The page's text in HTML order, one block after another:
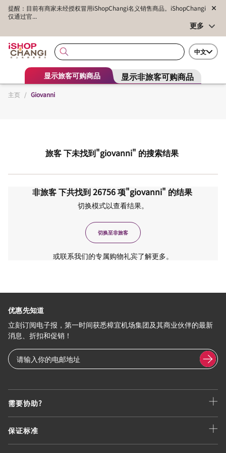
提醒：目前有商家未经授权冒用iShopChangi名义销售商品。iShopChangi
仅通过官...
更多
中文
显示旅客可购商品 显示非旅客可购商品
主页 / Giovanni
旅客下未找到"giovanni" 的搜索结果
非旅客下共找到26756项"giovanni" 的结果
切换模式以查看结果。
切换至非旅客
或联系我们的专属购物礼宾了解更多。
需要协助?
保证标准
优惠先知道
立刻订阅电子报，第一时间获悉樟宜机场集团及其商业伙伴的最新
消息、折扣和促销！